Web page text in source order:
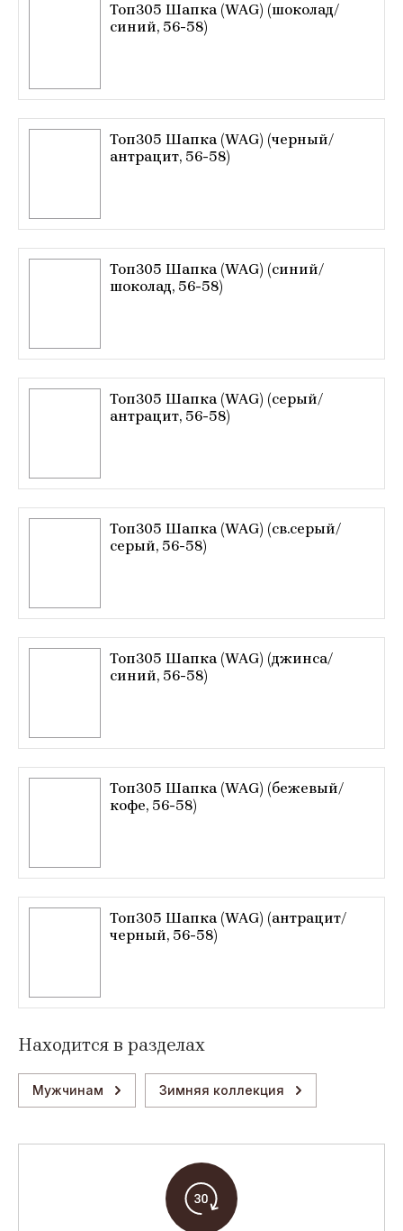
Топ305 Шапка (WAG) (шоколад/
синий, 56-58)
Топ305 Шапка (WAG) (черный/
антрацит, 56-58)
Топ305 Шапка (WAG) (синий/
шоколад, 56-58)
Топ305 Шапка (WAG) (серый/
антрацит, 56-58)
Топ305 Шапка (WAG) (св.серый/
серый, 56-58)
Топ305 Шапка (WAG) (джинса/
синий, 56-58)
Топ305 Шапка (WAG) (бежевый/
кофе, 56-58)
Топ305 Шапка (WAG) (антрацит/
черный, 56-58)
Находится в разделах
Мужчинам Зимняя коллекция